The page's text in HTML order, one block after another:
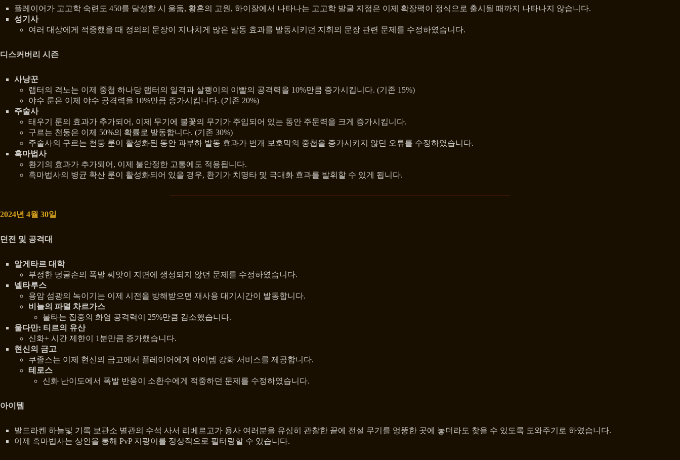
플레이어가 고고학 숙련도 450를 달성할 시 울둠, 황혼의 고원, 하이잘에서 나타나는 고고학 발굴 지점은 이제 확장팩이 정식으로 출시될 때까지 나타나지 않습니다.
성기사
여러 대상에게 적중했을 때 정의의 문장이 지나치게 많은 발동 효과를 발동시키던 지휘의 문장 관련 문제를 수정하였습니다.
디스커버리 시즌
사냥꾼
랩터의 격노는 이제 중첩 하나당 랩터의 일격과 살쾡이의 이빨의 공격력을 10%만큼 증가시킵니다. (기존 15%)
야수 룬은 이제 야수 공격력을 10%만큼 증가시킵니다. (기존 20%)
주술사
태우기 룬의 효과가 추가되어, 이제 무기에 불꽃의 무기가 주입되어 있는 동안 주문력을 크게 증가시킵니다.
구르는 천둥은 이제 50%의 확률로 발동합니다. (기존 30%)
주술사의 구르는 천둥 룬이 활성화된 동안 과부하 발동 효과가 번개 보호막의 중첩을 증가시키지 않던 오류를 수정하였습니다.
흑마법사
환기의 효과가 추가되어, 이제 불안정한 고통에도 적용됩니다.
흑마법사의 병균 확산 룬이 활성화되어 있을 경우, 환기가 치명타 및 극대화 효과를 발휘할 수 있게 됩니다.
2024년 4월 30일
던전 및 공격대
알게타르 대학
부정한 덩굴손의 폭발 씨앗이 지면에 생성되지 않던 문제를 수정하였습니다.
넬타루스
용암 섬광의 녹이기는 이제 시전을 방해받으면 재사용 대기시간이 발동합니다.
비늘의 파멸 차르가스
불타는 집중의 화염 공격력이 25%만큼 감소했습니다.
울다만: 티르의 유산
신화+ 시간 제한이 1분만큼 증가했습니다.
현신의 금고
쿠졸스는 이제 현신의 금고에서 플레이어에게 아이템 강화 서비스를 제공합니다.
테로스
신화 난이도에서 폭발 반응이 소환수에게 적중하던 문제를 수정하였습니다.
아이템
발드라켄 하늘빛 기록 보관소 별관의 수석 사서 리베르고가 용사 여러분을 유심히 관찰한 끝에 전설 무기를 엉뚱한 곳에 놓더라도 찾을 수 있도록 도와주기로 하였습니다.
이제 흑마법사는 상인을 통해 PvP 지팡이를 정상적으로 필터링할 수 있습니다.